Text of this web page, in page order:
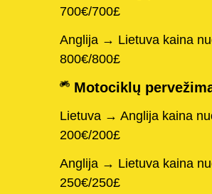
700€/700£
Anglija → Lietuva kaina
800€/800£
Motociklų
Lietuva → Anglija kaina
200€/200£
Anglija → Lietuva kaina
250€/250£